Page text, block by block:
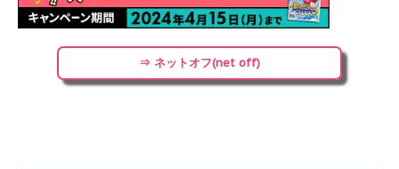
⇒ ネットオフ(net off)